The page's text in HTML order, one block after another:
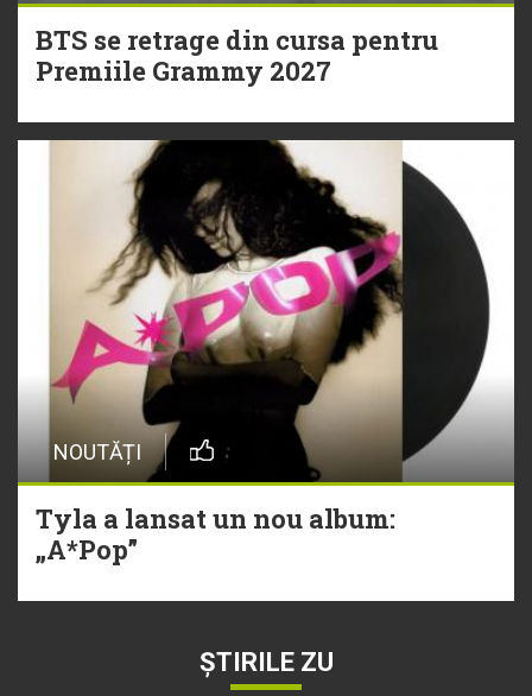
BTS se retrage din cursa pentru
Premiile Grammy 2027
NOUTĂȚI
Tyla a lansat un nou album:
„A*Pop”
ȘTIRILE ZU